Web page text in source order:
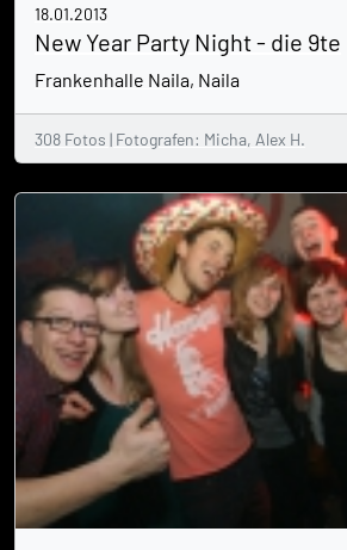
18.01.2013
New Year Party Night - die 9te
Frankenhalle Naila, Naila
308 Fotos | Fotografen: Micha, Alex H.